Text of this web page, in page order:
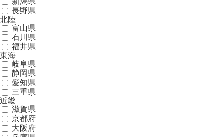
長野県
北陸
富山県
石川県
福井県
東海
岐阜県
静岡県
愛知県
三重県
近畿
滋賀県
京都府
大阪府